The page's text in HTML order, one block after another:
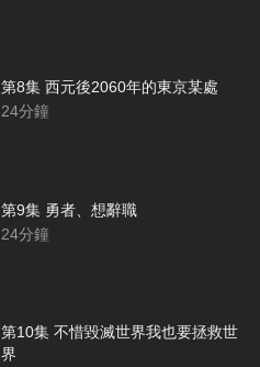
第8集 西元後2060年的東京某處
24分鐘
第9集 勇者、想辭職
24分鐘
第10集 不惜毀滅世界我也要拯救世
界